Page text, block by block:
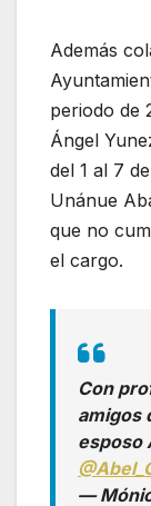
Además
periodo de
Ángel
del 1 al 7
Unánue
que no
el cargo.
Con
amigos
esposo
—